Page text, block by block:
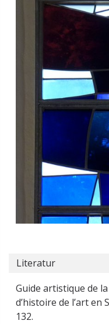
Literatur
Guide artistique de
d’histoire de l’art en
132.